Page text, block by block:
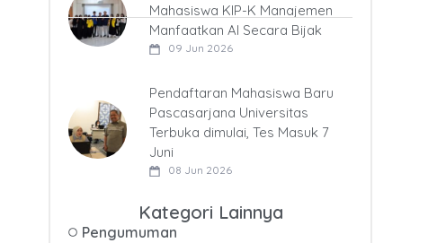
Mahasiswa KIP-K Manajemen
Manfaatkan AI Secara Bijak
09 Jun 2026
Pendaftaran Mahasiswa Baru
Pascasarjana Universitas
Terbuka dimulai, Tes Masuk 7
Juni
08 Jun 2026
Kategori Lainnya
Pengumuman